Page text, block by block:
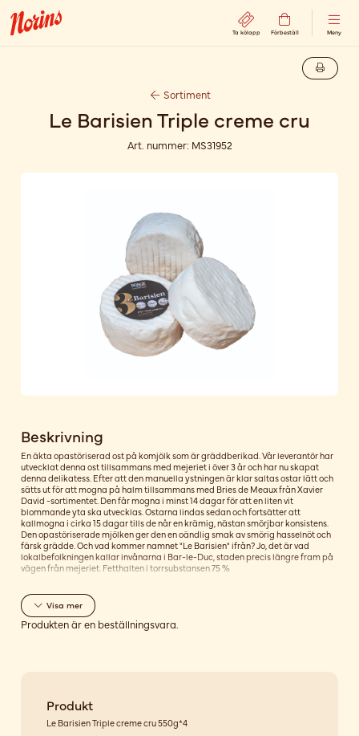
Ta kölapp Förbeställ Meny
Sortiment
Le Barisien Triple creme cru
Art. nummer: MS31952
Beskrivning
En äkta opastöriserad ost på komjölk som är gräddberikad. Vår leverantör har
utvecklat denna ost tillsammans med mejeriet i över 3 år och har nu skapat
denna delikatess. Efter att den manuella ystningen är klar saltas ostar lätt och
sätts ut för att mogna på halm tillsammans med Bries de Meaux från Xavier
David -sortimentet. Den får mogna i minst 14 dagar för att en liten vit
blommande yta ska utvecklas. Ostarna lindas sedan och fortsätter att
kallmogna i cirka 15 dagar tills de når en krämig, nästan smörjbar konsistens.
Den opastöriserade mjölken ger den en oändlig smak av smörig hasselnöt och
färsk grädde. Och vad kommer namnet "Le Barisien" ifrån? Jo, det är vad
lokalbefolkningen kallar invånarna i Bar-le-Duc, staden precis längre fram på
vägen från mejeriet. Fetthalten i torrsubstansen 75 %
Visamer
Produkten är en beställningsvara.
Produkt
Le Barisien Triple creme cru 550g*4